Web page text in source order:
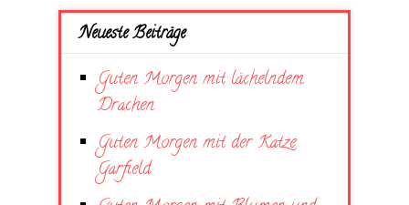
Neueste Beiträge
Guten Morgen mit lächelndem
Drachen
Guten Morgen mit der Katze
Garfield